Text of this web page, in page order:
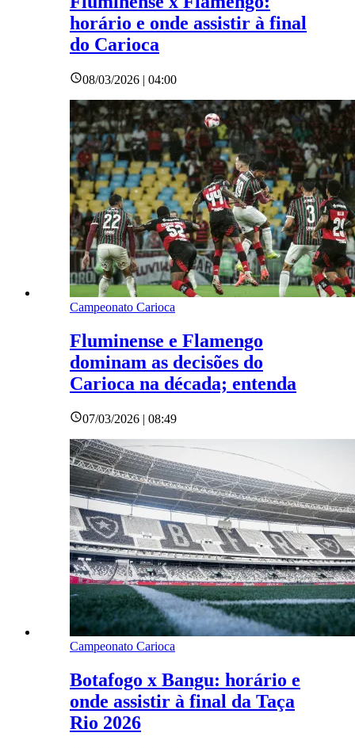
horário e onde assistir à final
do Carioca
08/03/2026 | 04:00
Campeonato Carioca
Fluminense e Flamengo
dominam as decisões do
Carioca na década; entenda
07/03/2026 | 08:49
Campeonato Carioca
Botafogo x Bangu: horário e
onde assistir à final da Taça
Rio 2026